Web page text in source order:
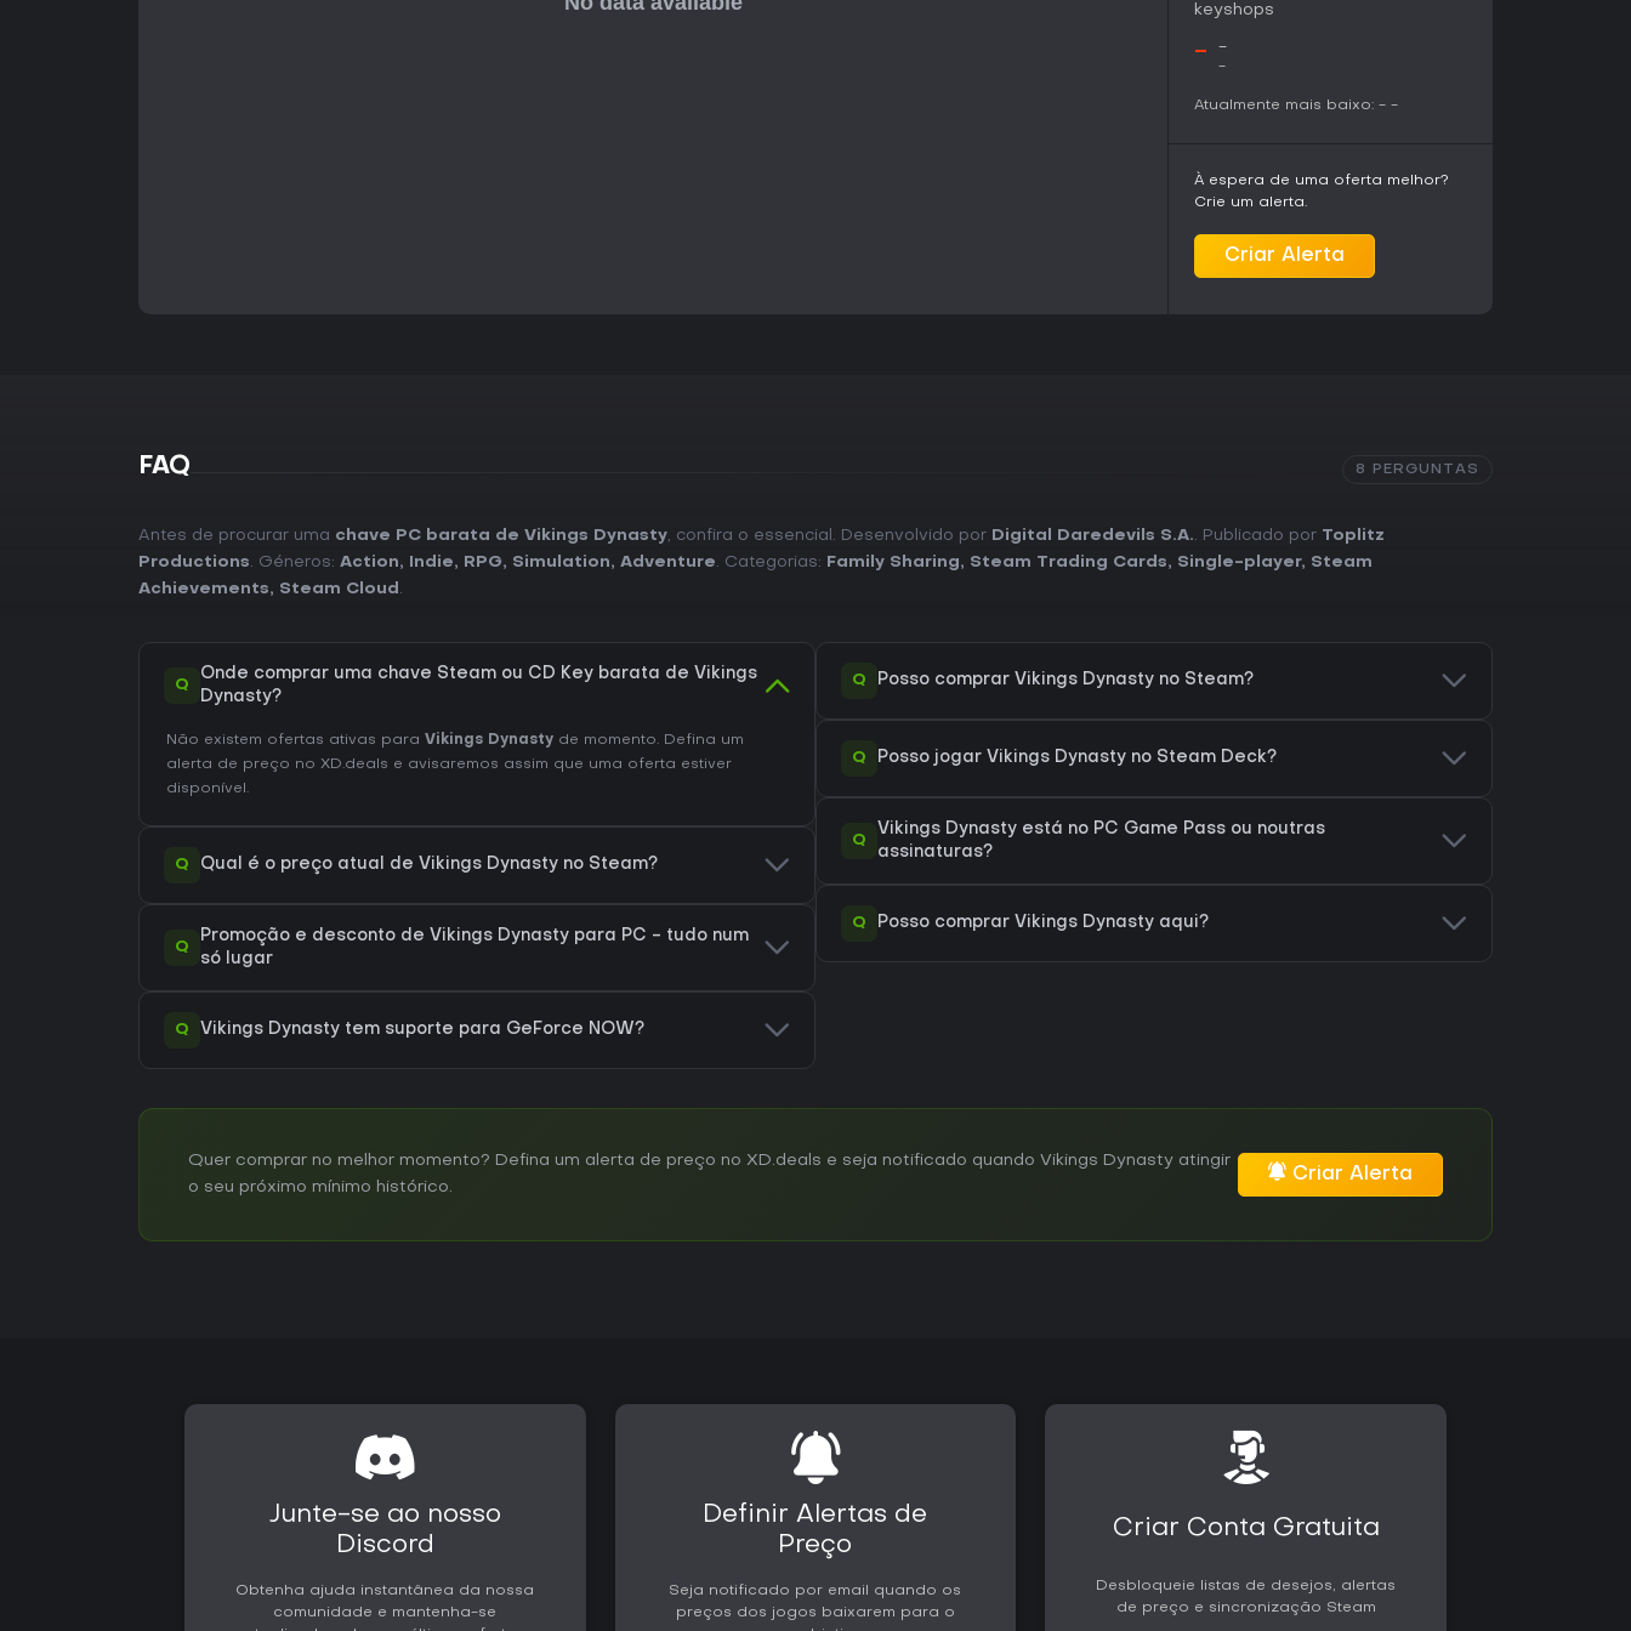
Dynasty entrega uma visão cativante dos temas vikings por meio de crafting,
construção e exploração. Com lançamento previsto para 2026, o jogo está logo
reviews ou notas de jogadores disponíveis por ainda estar por vir, a escolha
depende se as mecânicas descritas casam com seu estilo de jogo. Quem
adicionar Vikings Dynasty à biblioteca assim que sair.
keyshops
- -
-
Atualmente mais baixo: - -
À espera de uma oferta melhor?
Crie um alerta.
Criar Alerta
FAQ 8 PERGUNTAS
Antes de procurar uma chave PC barata de Vikings Dynasty, confira o essencial. Desenvolvido por Digital Daredevils S.A.. Publicado por Toplitz
Productions. Géneros: Action, Indie, RPG, Simulation, Adventure. Categorias: Family Sharing, Steam Trading Cards, Single-player, Steam
Achievements, Steam Cloud .
Q
Onde comprar uma chave Steam ou CD Key barata de Vikings
Dynasty?
Não existem ofertas ativas para Vikings Dynasty de momento. Defina um
alerta de preço no XD.deals e avisaremos assim que uma oferta estiver
disponível.
Q Qual é o preço atual de Vikings Dynasty no Steam?
Q
Promoção e desconto de Vikings Dynasty para PC - tudo num
só lugar
Q Vikings Dynasty tem suporte para GeForce NOW?
Q Posso comprar Vikings Dynasty no Steam?
Q Posso jogar Vikings Dynasty no Steam Deck?
Q
Vikings Dynasty está no PC Game Pass ou noutras
assinaturas?
Q Posso comprar Vikings Dynasty aqui?
Quer comprar no melhor momento? Defina um alerta de preço no XD.deals e seja notificado quando Vikings Dynasty atingir
o seu próximo mínimo histórico.
Criar Alerta
Junte-se ao nosso
Discord
Obtenha ajuda instantânea da nossa
comunidade e mantenha-se
Definir Alertas de
Preço
Seja notificado por email quando os
preços dos jogos baixarem para o
Criar Conta Gratuita
Desbloqueie listas de desejos, alertas
de preço e sincronização Steam